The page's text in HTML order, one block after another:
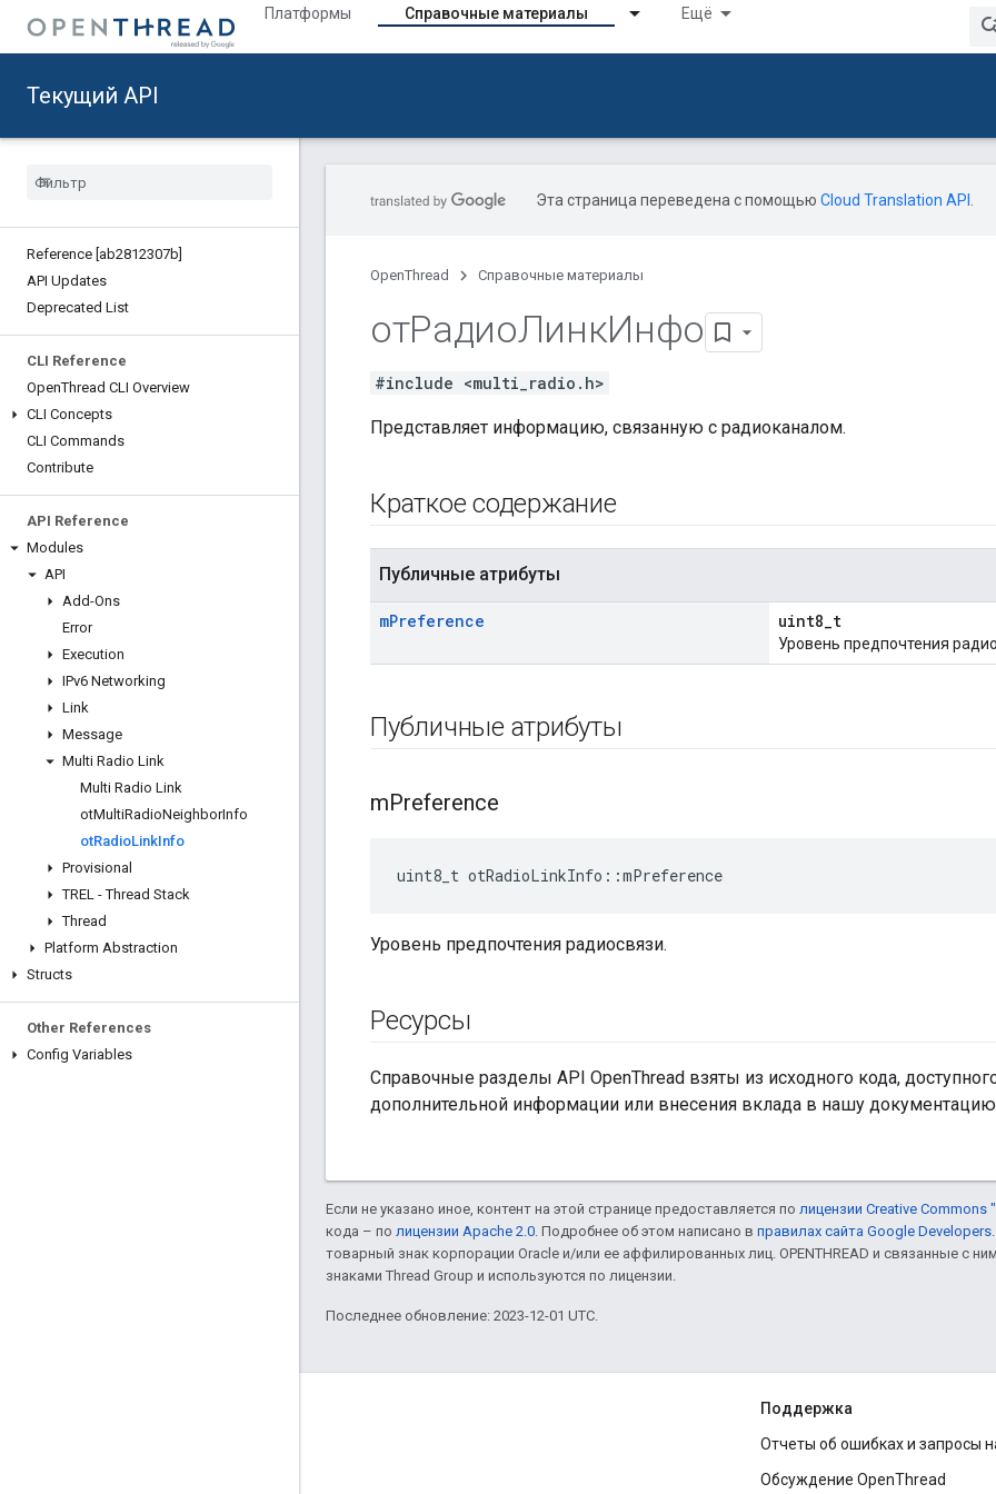
Платформы Справочные материалы Ещё
Текущий API
Reference [ab2812307b]
API Updates
Deprecated List
CLI Reference
OpenThread CLI Overview
CLI Concepts
CLI Commands
Contribute
API Reference
Modules
API
Add-Ons
Error
Execution
IPv6 Networking
Link
Message
Multi Radio Link
Multi Radio Link
otMultiRadioNeighborInfo
otRadioLinkInfo
Provisional
TREL - Thread Stack
Thread
Platform Abstraction
Structs
Other References
Config Variables
Эта страница переведена с помощью Cloud Translation API
OpenThread Справочные материалы
отРадиоЛинкИнфо
#include <multi_radio.h>
Представляет информацию, связанную с радиоканалом.
Краткое содержание
Публичные атрибуты
mPreference uint8_t
Уровень предпочтения
Публичные атрибуты
mPreference
uint8_t otRadioLinkInfo ::mPreference
Уровень предпочтения радиосвязи.
Ресурсы
Справочные разделы API OpenThread взяты из исходного кода,
дополнительной информации или внесения вклада в нашу документацию
Если не указано иное, контент на этой странице предоставляется по лицензии Creative Commons
кода – по лицензии Apache 2.0. Подробнее об этом написано в правилах сайта Google Developers
товарный знак корпорации Oracle и/или ее аффилированных лиц. OPENTHREAD и связанные с
знаками Thread Group и используются по лицензии.
Последнее обновление: 2023-12-01 UTC.
Поддержка
Отчеты об ошибках и запросы
Обсуждение OpenThread